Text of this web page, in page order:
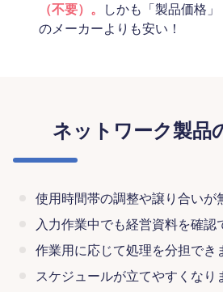
（不要）。 しかも「製品価格
のメーカーよりも安い！
ネットワーク製品
使用時間帯の調整や譲り合いが
入力作業中でも経営資料を確認
作業用に応じて処理を分担でき
スケジュールが立てやすくなり